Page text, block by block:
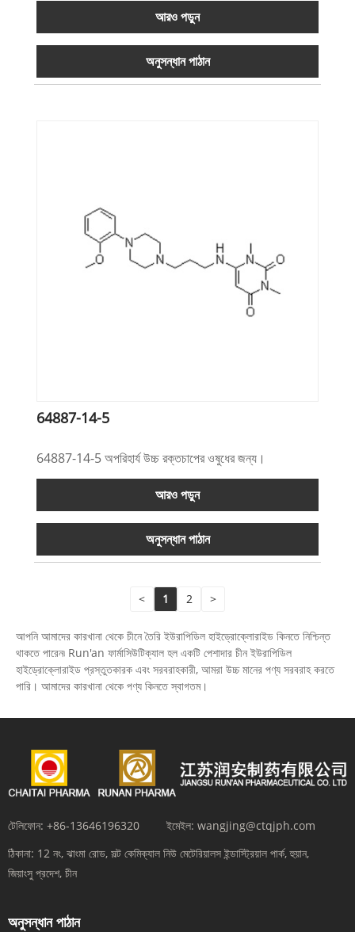
আরও পড়ুন
অনুসন্ধান পাঠান
64887-14-5
64887-14-5 অপরিহার্য উচ্চ রক্তচাপের ওষুধের জন্য।
আরও পড়ুন
অনুসন্ধান পাঠান
< 1 2 >
আপনি আমাদের কারখানা থেকে চীনে তৈরি ইউরাপিডিল হাইড্রোক্লোরাইড কিনতে নিশ্চিন্ত
থাকতে পারেন৷ Run'an ফার্মাসিউটিক্যাল হল একটি পেশাদার চীন ইউরাপিডিল
হাইড্রোক্লোরাইড প্রস্তুতকারক এবং সরবরাহকারী, আমরা উচ্চ মানের পণ্য সরবরাহ করতে
পারি। আমাদের কারখানা থেকে পণ্য কিনতে স্বাগতম।
টেলিফোন: +86-13646196320 ইমেইল: wangjing@ctqjph.com
ঠিকানা: 12 নং, ঝাংমা রোড, সল্ট কেমিক্যাল নিউ মেটেরিয়ালস ইন্ডাস্ট্রিয়াল পার্ক, হুয়ান,
জিয়াংসু প্রদেশ, চীন
অনুসন্ধান পাঠান